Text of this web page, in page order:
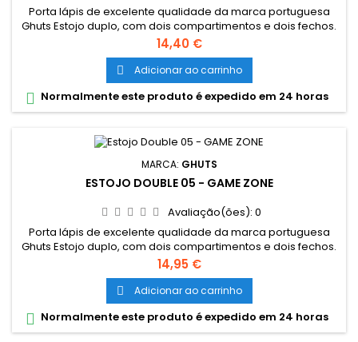
Porta lápis de excelente qualidade da marca portuguesa
Ghuts Estojo duplo, com dois compartimentos e dois fechos.
Dimensões: 20,5 x 9,5 x 8 cm Características: Polyester 600D;
Fechos e cursor certificados YKK
Preço
14,40 €
 Adicionar ao carrinho
 Normalmente este produto é expedido em 24 horas
MARCA: GHUTS
ESTOJO DOUBLE 05 - GAME ZONE
Avaliação(ões): 0
Porta lápis de excelente qualidade da marca portuguesa
Ghuts Estojo duplo, com dois compartimentos e dois fechos.
Dimensões: 20,5 x 9,5 x 8 cm Características: Polyester 600D;
Fechos e cursor certificados YKK
Preço
14,95 €
 Adicionar ao carrinho
 Normalmente este produto é expedido em 24 horas